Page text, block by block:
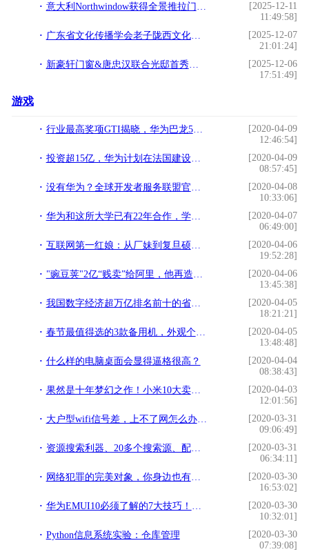
意大利Northwindow获得全景推拉门行业首个缓冲刹车技术
[2025-12-11
11:49:58]
广东省文化传播学会老子陇西文化研究专业委员会首届理事会议圆满召开
[2025-12-07
21:01:24]
新豪轩门窗&唐忠汉联合光邸首秀广州设计周，开启光影空间的艺术之旅
[2025-12-06
17:51:49]
游戏
行业最高奖项GTI揭晓，华为巴龙5000领先5G实力再获肯定
[2020-04-09
12:46:54]
投资超15亿，华为计划在法国建设工厂！美国科技巨头欲恢复合作
[2020-04-09
08:57:45]
没有华为？全球开发者服务联盟官网仅显示小米OV
[2020-04-08
10:33:06]
华为和这所大学已有22年合作，学校综合实力强，毕业生质量高
[2020-04-07
06:49:00]
互联网第一红娘：从厂妹到复旦硕士，十年创业今被逼贱卖世纪佳缘
[2020-04-06
19:52:28]
"豌豆荚"2亿“贱卖”给阿里，他再造一个"轻芒"重新出发
[2020-04-06
13:45:38]
我国数字经济超万亿排名前十的省份，你的省在榜么？
[2020-04-05
18:21:21]
春节最值得选的3款备用机，外观个性不拘一格
[2020-04-05
13:48:48]
什么样的电脑桌面会显得逼格很高？
[2020-04-04
08:38:43]
果然是十年梦幻之作！小米10大卖！3999元的定价太高明了
[2020-04-03
12:01:56]
大户型wifi信号差，上不了网怎么办？网友：试试华为路由Q2 Pro
[2020-03-31
09:06:49]
资源搜索利器、20多个搜索源、配合磁播软件简直神了
[2020-03-31
06:34:11]
网络犯罪的完美对象，你身边也有……
[2020-03-30
16:53:02]
华为EMUI10必须了解的7大技巧！现在学会，让你的手机更强大
[2020-03-30
10:32:01]
Python信息系统实验：仓库管理
[2020-03-30
07:39:08]